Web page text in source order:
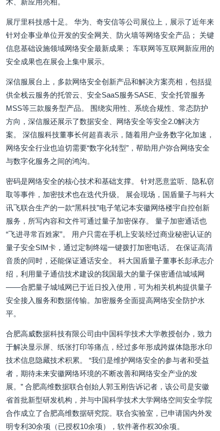
术、新应用亮相。
展厅里科技感十足。 华为、奇安信等公司展位上，展示了近年来
针对企事业单位开发的安全网关、防火墙等网络安全产品； 关键
信息基础设施领域网络安全最新成果； 车联网等互联网新应用的
安全成果也在展会上集中展示。
深信服展台上，多款网络安全创新产品和解决方案亮相，包括提
供全栈云服务的托管云、安全SaaS服务SASE、安全托管服务
MSS等三款服务型产品。 围绕实用性、系统合规性、常态防护
方向，深信服还展示了数据安全、网络安全等安全2.0解决方
案。 深信服科技董事长何超喜表示，随着用户业务数字化加速，
网络安全行业也迫切需要“数字化转型”，帮助用户弥合网络安全
与数字化服务之间的鸿沟。
密码是网络安全的核心技术和基础支撑。 针对恶意监听、隐私窃
取等事件，加密技术也在迭代升级。 展会现场，国盾量子与科大
讯飞联合生产的一款“黑科技”电子笔记本安徽网络楼宇自控创新
服务，所写内容和文件可通过量子加密保存。 量子加密通话也
“飞进寻常百姓家”。 用户只需在手机上安装经过商业秘密认证的
量子安全SIM卡，通过定制终端一键拨打加密电话。 在保证高清
音质的同时，还能保证通话安全。 科大国盾量子董事长彭承志介
绍，利用量子通信技术建设的我国最大的量子保密通信城域网
——合肥量子城域网已于近日投入使用，可为相关机构提供量子
安全接入服务和数据传输。加密服务全面提高网络安全防护水
平。
合肥高威数据科技有限公司由中国科学技术大学教授创办，致力
于解决显示屏、纸张打印等痛点，经过多年形成跨媒体隐形水印
技术信息隐藏技术积累。 “我们是维护网络安全的参与者和受益
者，期待未来安徽网络环境的不断改善和网络安全产业的发
展。” 合肥高维数据联合创始人郭玉刚告诉记者，该公司是安徽
省首批新型研发机构，并与中国科学技术大学网络空间安全学院
合作成立了合肥高维数据研究院。联合实验室，已申请国内外发
明专利30余项（已授权10余项），软件著作权30余项。